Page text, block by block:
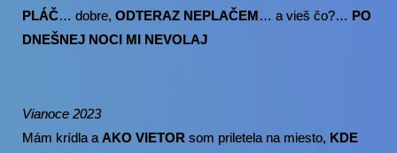
PLÁČ… dobre, ODTERAZ NEPLAČEM… a vieš čo?… PO
DNEŠNEJ NOCI MI NEVOLAJ
Vianoce 2023
Mám krídla a AKO VIETOR som priletela na miesto, KDE